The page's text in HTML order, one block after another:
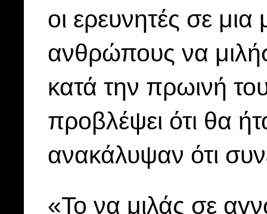
οι ερευνητές σε
ανθρώπους να
κατά την πρωινή
προβλέψει ότι θα
ανακάλυψαν ότι
«Το να μιλάς σε